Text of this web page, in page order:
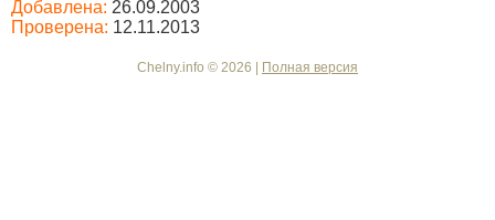
Добавлена: 26.09.2003
Проверена: 12.11.2013
Chelny.info © 2026 | Полная версия